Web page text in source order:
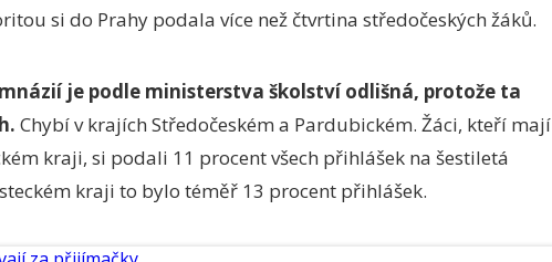
si do Prahy podala více než čtvrtina středočeských žáků.
je podle ministerstva školství odlišná, protože ta
Chybí v krajích Středočeském a Pardubickém. Žáci, kteří mají
kraji, si podali 11 procent všech přihlášek na šestiletá
kraji to bylo téměř 13 procent přihlášek.